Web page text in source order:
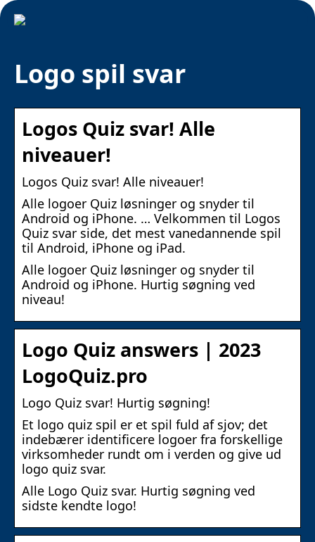
Logo spil svar
Logos Quiz svar! Alle
niveauer!
Logos Quiz svar! Alle niveauer!
Alle logoer Quiz løsninger og snyder til
Android og iPhone. … Velkommen til Logos
Quiz svar side, det mest vanedannende spil
til Android, iPhone og iPad.
Alle logoer Quiz løsninger og snyder til
Android og iPhone. Hurtig søgning ved
niveau!
Logo Quiz answers | 2023
LogoQuiz.pro
Logo Quiz svar! Hurtig søgning!
Et logo quiz spil er et spil fuld af sjov; det
indebærer identificere logoer fra forskellige
virksomheder rundt om i verden og give ud
logo quiz svar.
Alle Logo Quiz svar. Hurtig søgning ved
sidste kendte logo!